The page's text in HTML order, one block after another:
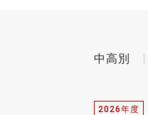
中高別
2026年度